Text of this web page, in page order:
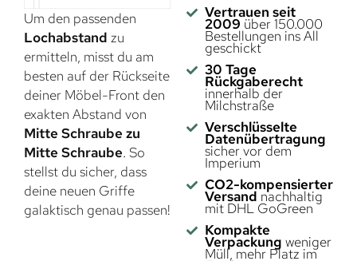
Um den passenden
Lochabstand zu
ermitteln, misst du am
besten auf der Rückseite
deiner Möbel-Front den
exakten Abstand von
Mitte Schraube zu
Mitte Schraube. So
stellst du sicher, dass
deine neuen Griffe
galaktisch genau passen!
Vertrauen seit
2009 über 150.000
Bestellungen ins All
geschickt
30 Tage
Rückgaberecht
innerhalb der
Milchstraße
Verschlüsselte
Datenübertragung
sicher vor dem
Imperium
CO2-kompensierter
Versand nachhaltig
mit DHL GoGreen
Kompakte
Verpackung weniger
Müll, mehr Platz im